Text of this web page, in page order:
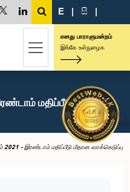
E | සි |
எனது பாராளுமன்றம்
இங்கே உள்நுழைக
மதிப்பீடு மீதான
2021 - இரண்டாம் மதிப்பீடு மீதான வாக்கெடுப்பு